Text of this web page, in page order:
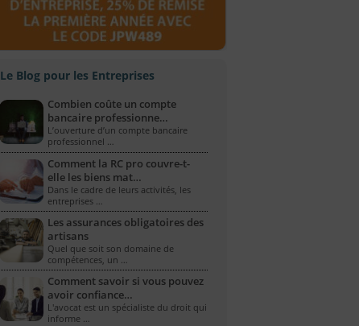
Le Blog pour les Entreprises
Combien coûte un compte
bancaire professionne…
L’ouverture d’un compte bancaire
professionnel …
Comment la RC pro couvre-t-
elle les biens mat…
Dans le cadre de leurs activités, les
entreprises …
Les assurances obligatoires des
artisans
Quel que soit son domaine de
compétences, un …
Comment savoir si vous pouvez
avoir confiance…
L'avocat est un spécialiste du droit qui
informe …